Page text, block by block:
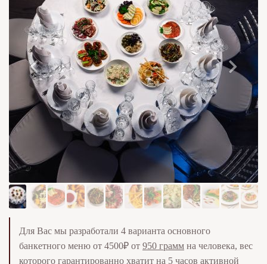
Для Вас мы разработали 4 варианта основного
банкетного меню от 4500₽ от 950 грамм на человека, вес
которого гарантированно хватит на 5 часов активной